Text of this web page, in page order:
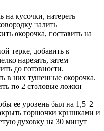
на кусочки, натереть
налить
окорочка, поставить на
терке, добавить к
нарезать, затем
до готовности.
в них тушенные окорочка.
по 2 столовые ложки
ее уровень был на 1,5–2
горшочки крышками и
духовку на 30 минут.